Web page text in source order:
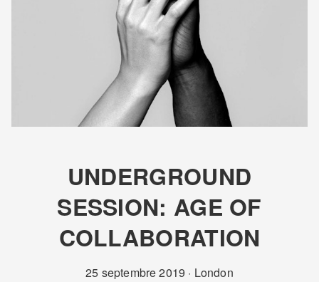
UNDERGROUND
SESSION: AGE OF
COLLABORATION
25 septembre 2019 · London